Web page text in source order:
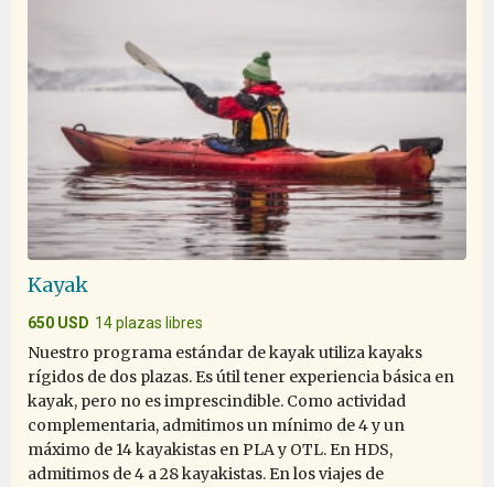
di Drake..sempre sulla Plancius perché e' la nave
perfetta, piccola, organizzatissima e green..non
pensavo che avrei uguagliato le emozioni di 6 anni
fa..invece il viaggio e' stato ancora più fantastico e
spettacolare..quante balene, quante orche, centinaia di
pinguini, le foche, all'atmosfera e cormorani..non
potevo chiedere di più.. e' stato indimenticabile! Grazie
di cuore e sono cetta che tra qualche anno, non troppi,
ci sara' pure la terza volta!!
Kayak
650 USD 14 plazas libres
Nuestro programa estándar de kayak utiliza kayaks
rígidos de dos plazas. Es útil tener experiencia básica en
kayak, pero no es imprescindible. Como actividad
complementaria, admitimos un mínimo de 4 y un
máximo de 14 kayakistas en PLA y OTL. En HDS,
admitimos de 4 a 28 kayakistas. En los viajes de